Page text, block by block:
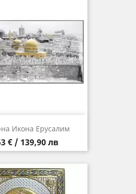
Икона Ерусалим
€ / 139,90 лв